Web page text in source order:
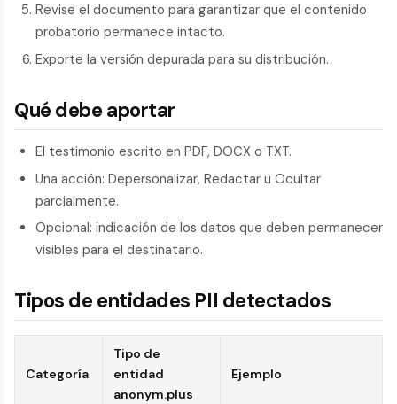
Revise el documento para garantizar que el contenido
probatorio permanece intacto.
Exporte la versión depurada para su distribución.
Qué debe aportar
El testimonio escrito en PDF, DOCX o TXT.
Una acción: Depersonalizar, Redactar u Ocultar
parcialmente.
Opcional: indicación de los datos que deben permanecer
visibles para el destinatario.
Tipos de entidades PII detectados
Categoría
Tipo de
entidad
anonym.plus
Ejemplo